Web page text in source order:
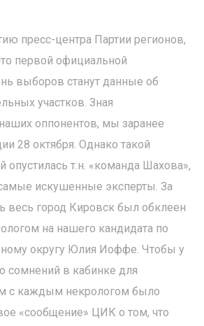
пресс-центра Партии регионов,
первой официальной
выборов станут данные об
участков. Зная
оппонентов, мы заранее
28 октября. Однако такой
опустилась т.н. «команда Шахова»,
искушенные эксперты. За
весь город Кировск был обклеен
на нашего кандидата по
округу Юлия Иоффе. Чтобы у
сомнений в кабинке для
с каждым некрологом было
«сообщение» ЦИК о том, что